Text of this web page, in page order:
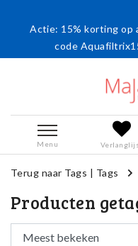
Actie: 15% korting op
code
Menu
Terug naar Tags | Tags
Producten